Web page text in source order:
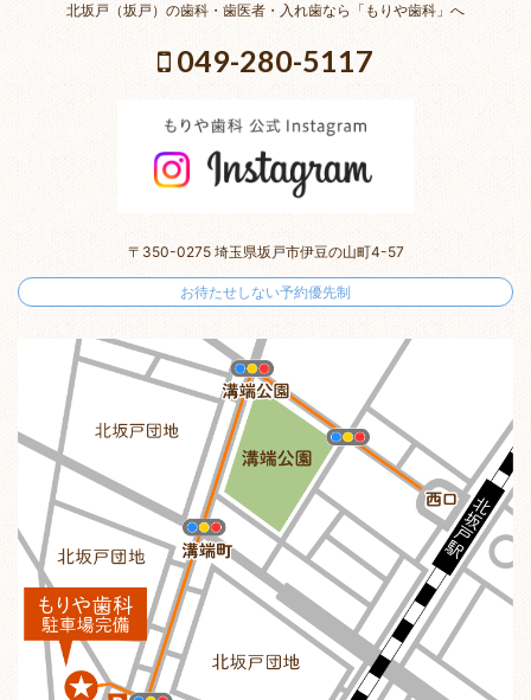
北坂戸（坂戸）の歯科・歯医者・入れ歯なら「もりや歯科」へ
049-280-5117
〒350-0275 埼玉県坂戸市伊豆の山町4-57
お待たせしない予約優先制